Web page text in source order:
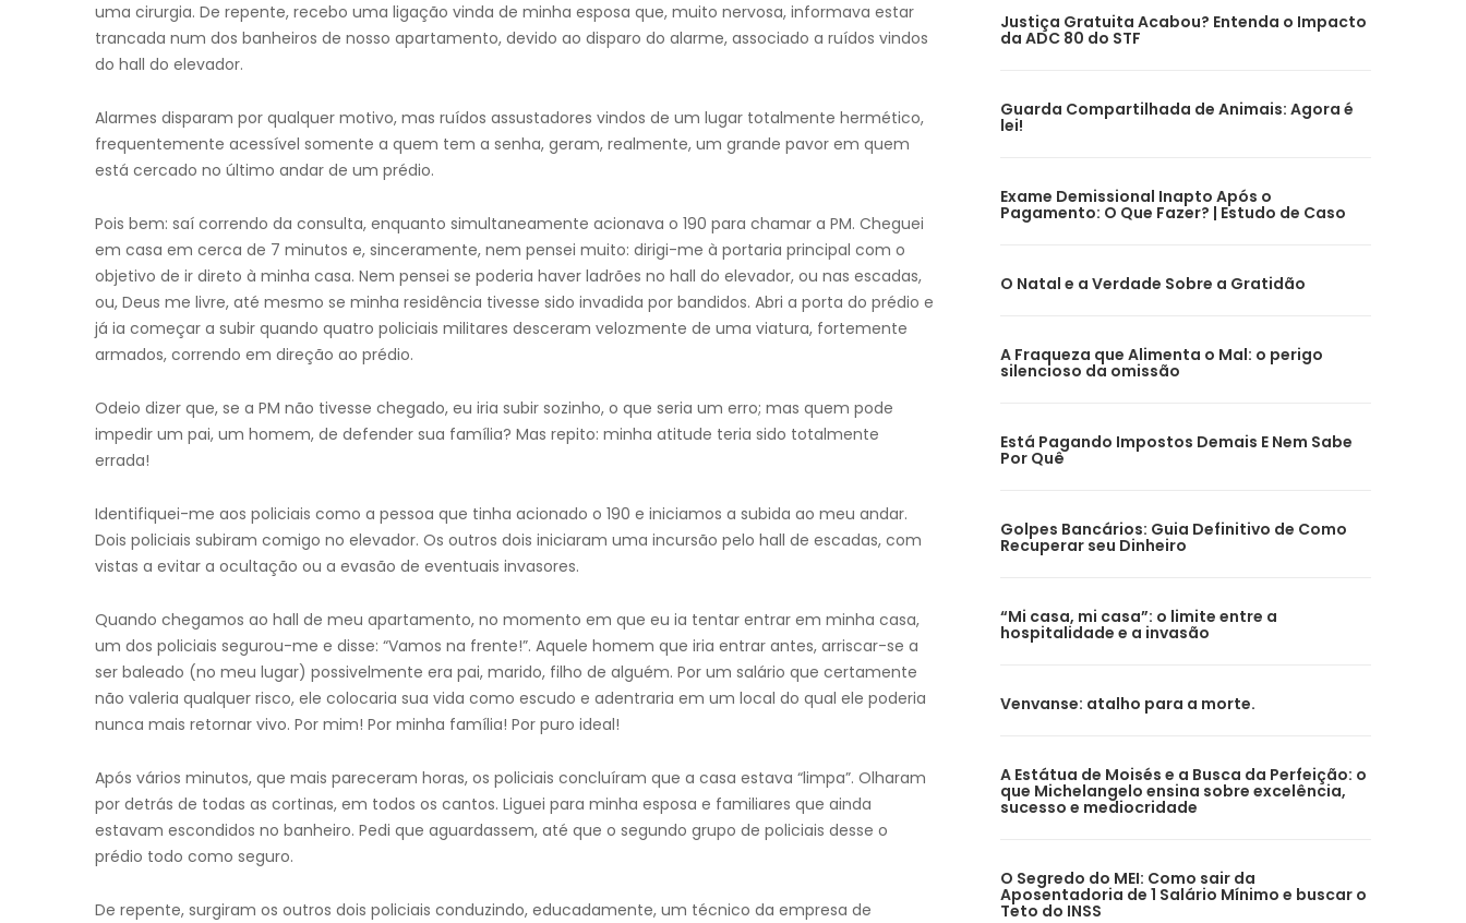
uma cirurgia. De repente, recebo uma ligação vinda de minha esposa que, muito nervosa, informava estar
trancada num dos banheiros de nosso apartamento, devido ao disparo do alarme, associado a ruídos vindos
do hall do elevador.
Alarmes disparam por qualquer motivo, mas ruídos assustadores vindos de um lugar totalmente hermético,
frequentemente acessível somente a quem tem a senha, geram, realmente, um grande pavor em quem
está cercado no último andar de um prédio.
Pois bem: saí correndo da consulta, enquanto simultaneamente acionava o 190 para chamar a PM. Cheguei
em casa em cerca de 7 minutos e, sinceramente, nem pensei muito: dirigi-me à portaria principal com o
objetivo de ir direto à minha casa. Nem pensei se poderia haver ladrões no hall do elevador, ou nas escadas,
ou, Deus me livre, até mesmo se minha residência tivesse sido invadida por bandidos. Abri a porta do prédio e
já ia começar a subir quando quatro policiais militares desceram velozmente de uma viatura, fortemente
armados, correndo em direção ao prédio.
Odeio dizer que, se a PM não tivesse chegado, eu iria subir sozinho, o que seria um erro; mas quem pode
impedir um pai, um homem, de defender sua família? Mas repito: minha atitude teria sido totalmente
errada!
Identifiquei-me aos policiais como a pessoa que tinha acionado o 190 e iniciamos a subida ao meu andar.
Dois policiais subiram comigo no elevador. Os outros dois iniciaram uma incursão pelo hall de escadas, com
vistas a evitar a ocultação ou a evasão de eventuais invasores.
Quando chegamos ao hall de meu apartamento, no momento em que eu ia tentar entrar em minha casa,
um dos policiais segurou-me e disse: “Vamos na frente!”. Aquele homem que iria entrar antes, arriscar-se a
ser baleado (no meu lugar) possivelmente era pai, marido, filho de alguém. Por um salário que certamente
não valeria qualquer risco, ele colocaria sua vida como escudo e adentraria em um local do qual ele poderia
nunca mais retornar vivo. Por mim! Por minha família! Por puro ideal!
Após vários minutos, que mais pareceram horas, os policiais concluíram que a casa estava “limpa”. Olharam
por detrás de todas as cortinas, em todos os cantos. Liguei para minha esposa e familiares que ainda
estavam escondidos no banheiro. Pedi que aguardassem, até que o segundo grupo de policiais desse o
prédio todo como seguro.
De repente, surgiram os outros dois policiais conduzindo, educadamente, um técnico da empresa de
Justiça Gratuita Acabou? Entenda o Impacto
da ADC 80 do STF
Guarda Compartilhada de Animais: Agora é
lei!
Exame Demissional Inapto Após o
Pagamento: O Que Fazer? | Estudo de Caso
O Natal e a Verdade Sobre a Gratidão
A Fraqueza que Alimenta o Mal: o perigo
silencioso da omissão
Está Pagando Impostos Demais E Nem Sabe
Por Quê
Golpes Bancários: Guia Definitivo de Como
Recuperar seu Dinheiro
“Mi casa, mi casa”: o limite entre a
hospitalidade e a invasão
Venvanse: atalho para a morte.
A Estátua de Moisés e a Busca da Perfeição: o
que Michelangelo ensina sobre excelência,
sucesso e mediocridade
O Segredo do MEI: Como sair da
Aposentadoria de 1 Salário Mínimo e buscar o
Teto do INSS